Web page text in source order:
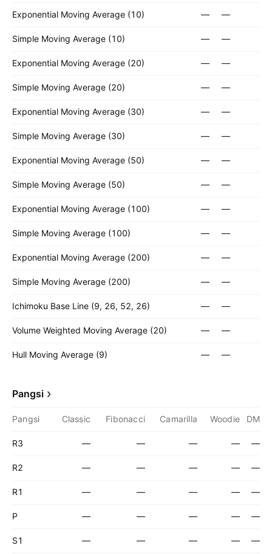
Exponential Moving Average (10) — —
Simple Moving Average (10) — —
Exponential Moving Average (20) — —
Simple Moving Average (20) — —
Exponential Moving Average (30) — —
Simple Moving Average (30) — —
Exponential Moving Average (50) — —
Simple Moving Average (50) — —
Exponential Moving Average (100) — —
Simple Moving Average (100) — —
Exponential Moving Average (200) — —
Simple Moving Average (200) — —
Ichimoku Base Line (9, 26, 52, 26) — —
Volume Weighted Moving Average (20) — —
Hull Moving Average (9) — —
Pangsi
Pangsi Classic Fibonacci Camarilla Woodie DM
R3 — — — — —
R2 — — — — —
R1 — — — — —
P — — — — —
S1 — — — — —